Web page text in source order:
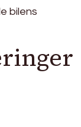
bilens